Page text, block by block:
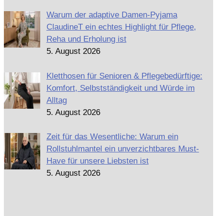
Warum der adaptive Damen-Pyjama
ClaudineT ein echtes Highlight für Pflege,
Reha und Erholung ist
5. August 2026
Kletthosen für Senioren & Pflegebedürftige:
Komfort, Selbstständigkeit und Würde im
Alltag
5. August 2026
Zeit für das Wesentliche: Warum ein
Rollstuhlmantel ein unverzichtbares Must-
Have für unsere Liebsten ist
5. August 2026